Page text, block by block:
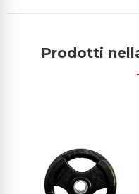
Prodotti